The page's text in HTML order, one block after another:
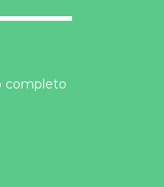
completo